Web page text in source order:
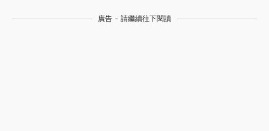
廣告 - 請繼續往下閱讀